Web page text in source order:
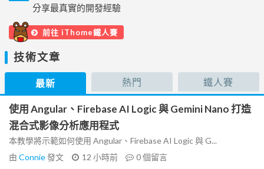
分享最真實的開發經驗
前往 iThome鐵人賽
技術文章
最新 熱門 鐵人賽
使用 Angular、Firebase AI Logic 與 Gemini Nano 打造
混合式影像分析應用程式
本教學將示範如何使用 Angular、Firebase AI Logic 與 G...
由 Connie發文 12 小時前 0個留言